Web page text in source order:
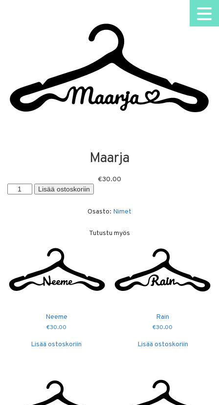
Maarja
€30.00
Maarja
määrä
Lisää ostoskoriin
Osasto: Nimet
Tutustu myös
Neeme
€30.00
Lisää ostoskoriin
Rain
€30.00
Lisää ostoskoriin